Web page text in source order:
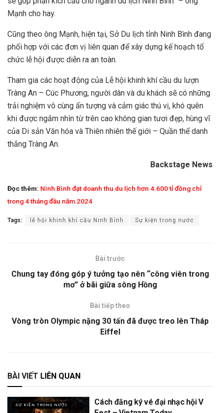
Mạnh cho hay.
Cũng theo ông Mạnh, hiện tại, Sở Du lịch tỉnh Ninh Bình đang
phối hợp với các đơn vị liên quan để xây dựng kế hoạch tổ
chức lễ hội được diễn ra an toàn.
Tham gia các hoạt động của Lễ hội khinh khí cầu du lượn
Tràng An – Cúc Phương, người dân và du khách sẽ có những
trải nghiệm vô cùng ấn tượng và cảm giác thú vị, khó quên
khi được ngắm nhìn từ trên cao không gian tươi đẹp, hùng vĩ
của Di sản Văn hóa và Thiên nhiên thế giới – Quần thể danh
thắng Tràng An.
Backstage News
Đọc thêm: Ninh Bình đạt doanh thu du lịch hơn 4.600 tỉ đồng chỉ
trong 4 tháng đầu năm 2024
Tags: lễ hội khinh khí cầu Ninh Bình Sự kiện trong nước
Bài trước
Chung tay đóng góp ý tưởng tạo nên “công viên trong
mơ” ở bãi giữa sông Hồng
Bài tiếp theo
Vòng tròn Olympic nặng 30 tấn đã được treo lên Tháp
Eiffel
BÀI VIẾT LIÊN QUAN
SỰ KIỆN TRONG NƯỚC
Cách đăng ký vé đại nhạc hội V